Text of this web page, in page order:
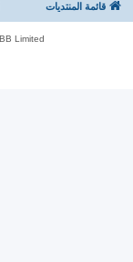
قائمة المنتديات
Limited